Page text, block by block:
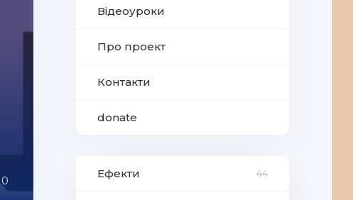
0
Відеоуроки
Про проект
Контакти
donate
Ефекти 44